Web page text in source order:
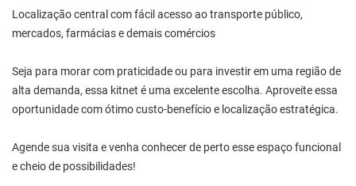
Localização central com fácil acesso ao transporte público,
mercados, farmácias e demais comércios
Seja para morar com praticidade ou para investir em uma região de
alta demanda, essa kitnet é uma excelente escolha. Aproveite essa
oportunidade com ótimo custo-benefício e localização estratégica.
Agende sua visita e venha conhecer de perto esse espaço funcional
e cheio de possibilidades!